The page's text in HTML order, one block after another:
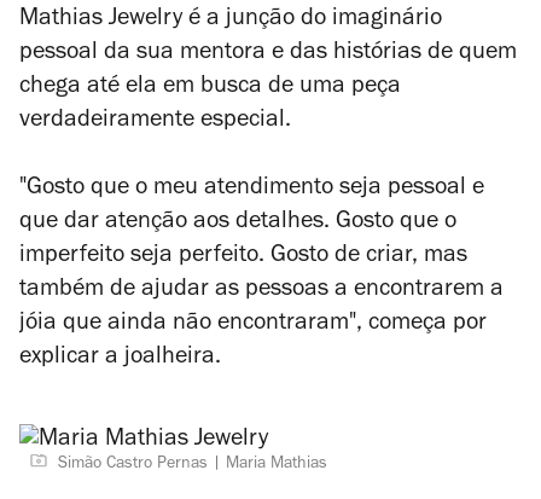
Mathias Jewelry é a junção do imaginário
pessoal da sua mentora e das histórias de quem
chega até ela em busca de uma peça
verdadeiramente especial.
"Gosto que o meu atendimento seja pessoal e
que dar atenção aos detalhes. Gosto que o
imperfeito seja perfeito. Gosto de criar, mas
também de ajudar as pessoas a encontrarem a
jóia que ainda não encontraram", começa por
explicar a joalheira.
Simão Castro Pernas Maria Mathias